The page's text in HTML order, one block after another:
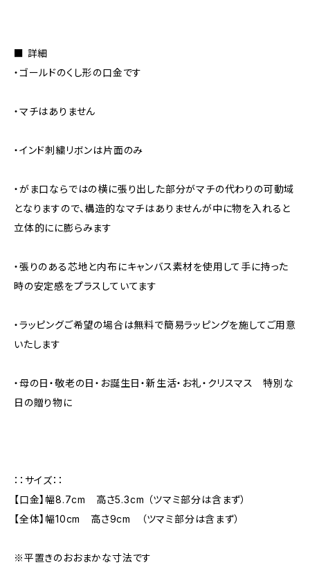
■ 詳細
・ゴールドのくし形の口金です
・マチはありません
・インド刺繍リボンは片面のみ
・がま口ならではの横に張り出した部分がマチの代わりの可動域
となりますので、構造的なマチはありませんが中に物を入れると
立体的にに膨らみます
・張りのある芯地と内布にキャンバス素材を使用して手に持った
時の安定感をプラスしていてます
・ラッピングご希望の場合は無料で簡易ラッピングを施してご用意
いたします
・母の日・敬老の日・お誕生日・新生活・お礼・クリスマス 特別な
日の贈り物に
：：サイズ：：
【口金】幅8.7cm 高さ5.3cm （ツマミ部分は含まず）
【全体】幅10cm 高さ9cm （ツマミ部分は含まず）
※平置きのおおまかな寸法です